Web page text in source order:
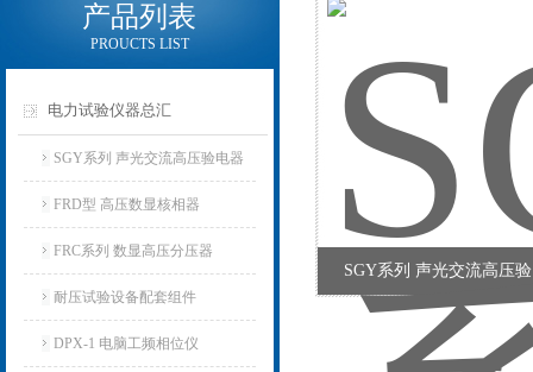
产品列表
PROUCTS LIST
电力试验仪器总汇
SGY系列 声光交流高压验电器
FRD型 高压数显核相器
FRC系列 数显高压分压器
耐压试验设备配套组件
DPX-1 电脑工频相位仪
SGY系列 声光交流高压